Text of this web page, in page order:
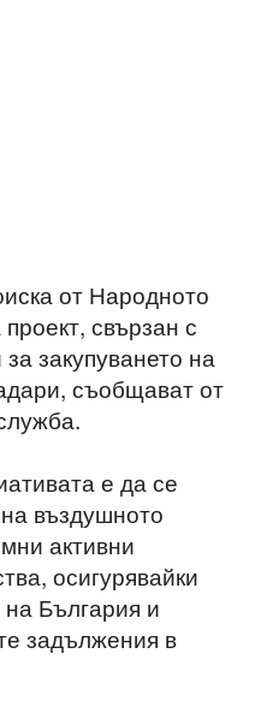
от Народното
свързан с
закупуването на
съобщават от
е да се
въздушното
активни
осигурявайки
България и
задължения в